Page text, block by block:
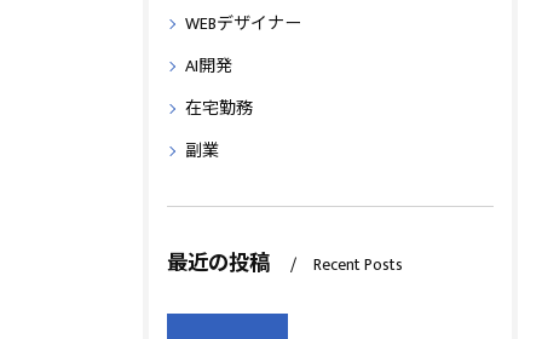
WEBデザイナー
AI開発
在宅勤務
副業
最近の投稿 Recent Posts